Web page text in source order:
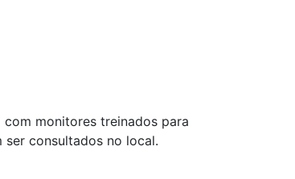
monitores treinados para
consultados no local.